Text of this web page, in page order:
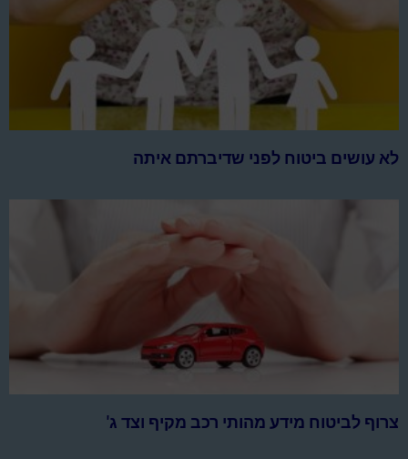
לא עושים ביטוח לפני שדיברתם איתה
צרוף לביטוח מידע מהותי רכב מקיף וצד ג'